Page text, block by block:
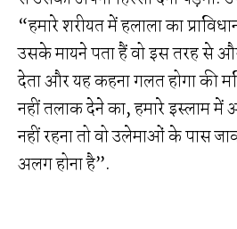
“हमारे शरीयत में हलाला का
उसके मायने पता हैं वो इस तरह से
देता और यह कहना गलत होगा की
नहीं तलाक देने का, हमारे इस्लाम
नहीं रहना तो वो उलेमाओं के पास
अलग होना है”.